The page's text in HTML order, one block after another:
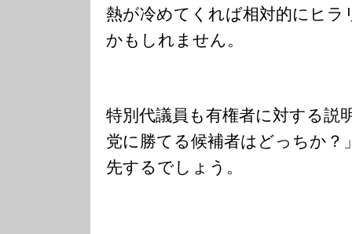
熱が冷めてくれば相対的にヒ
かもしれません。
特別代議員も有権者に対する説
党に勝てる候補者はどっちか？
先するでしょう。